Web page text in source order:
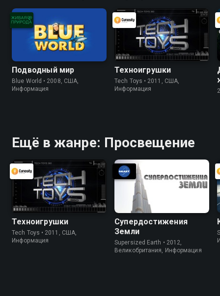
Подводный мир
Blue World • 2008, США,
Информация
Техноигрушки
Tech Toys • 2011, США,
Информация
Ещё в жанре: Просвещение
Техноигрушки
Tech Toys • 2011, США,
Информация
Супердостижения
Земли
Supersized Earth • 2012,
Великобритания, Информация